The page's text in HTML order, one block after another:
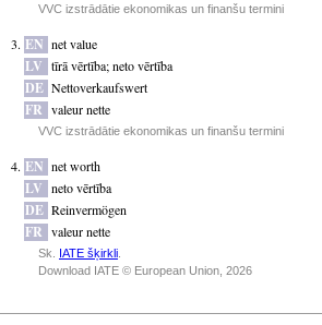
VVC izstrādātie ekonomikas un finanšu termini
EN net value
LV tīrā vērtība;neto vērtība
DE Nettoverkaufswert
FR valeur nette
VVC izstrādātie ekonomikas un finanšu termini
EN net worth
LV neto vērtība
DE Reinvermögen
FR valeur nette
Sk. IATE šķirkli
Download IATE © European Union, 2026